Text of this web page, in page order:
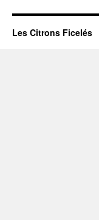
Les Citrons Ficelés